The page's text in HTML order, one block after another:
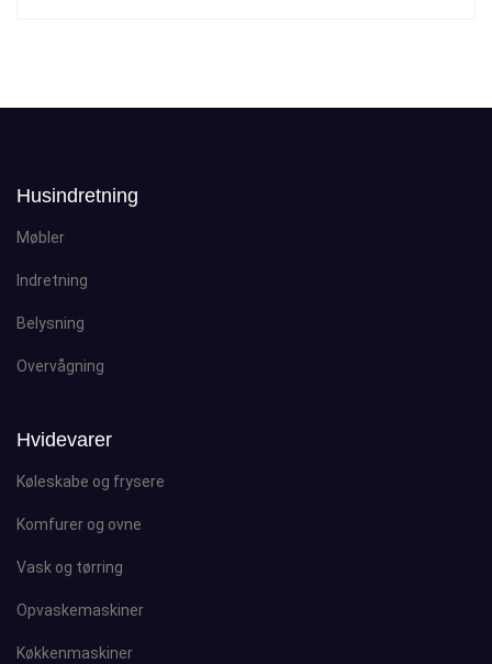
Husindretning
Møbler
Indretning
Belysning
Overvågning
Hvidevarer
Køleskabe og frysere
Komfurer og ovne
Vask og tørring
Opvaskemaskiner
Køkkenmaskiner